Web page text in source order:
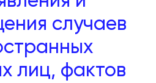
случаев
лиц, фактов